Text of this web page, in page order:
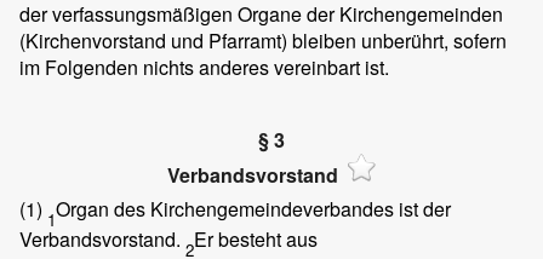
der verfassungsmäßigen Organe der Kirchengemeinden
(Kirchenvorstand und Pfarramt) bleiben unberührt, sofern
im Folgenden nichts anderes vereinbart ist.
§ 3
Verbandsvorstand
(1) 1Organ des Kirchengemeindeverbandes ist der
Verbandsvorstand. 2Er besteht aus